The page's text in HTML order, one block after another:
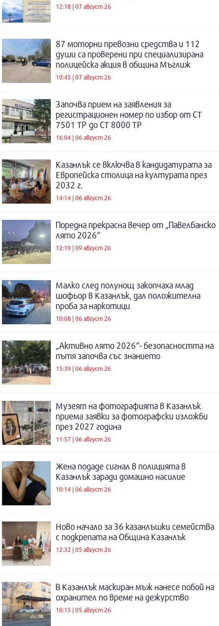
12:18 | 07 август 26
87 моторни превозни средства и 112
души са проверени при специализирана
полицейска акция в община Мъглиж
10:45 | 07 август 26
Започва прием на заявления за
регистрационен номер по избор от СТ
7501 ТР до СТ 8000 ТР
16:04 | 06 август 26
Казанлък се включва в кандидатурата за
Европейска столица на културата през
2032 г.
14:14 | 06 август 26
Поредна прекрасна вечер от „Павелбанско
лято 2026“
12:19 | 09 август 26
Малко след полунощ закопчаха млад
шофьор в Казанлък, дал положителна
проба за наркотици
10:08 | 06 август 26
„Активно лято 2026“- безопасността на
пътя започва със знанието
15:39 | 06 август 26
Музеят на фотографията в Казанлък
приема заявки за фотографски изложби
през 2027 година
11:57 | 06 август 26
Жена подаде сигнал в полицията в
Казанлък заради домашно насилие
10:14 | 06 август 26
Ново начало за 36 казанлъшки семейства
с подкрепата на Община Казанлък
12:32 | 05 август 26
В Казанлък маскиран мъж нанесе побой на
охранител по време на дежурство
10:15 | 05 август 26